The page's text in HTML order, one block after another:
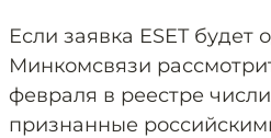
Если заявка ESET
Минкомсвязи
февраля в реестре
признанные